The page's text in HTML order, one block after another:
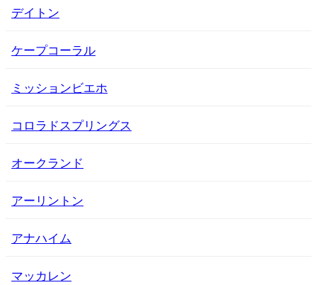
デイトン
ケープコーラル
ミッションビエホ
コロラドスプリングス
オークランド
アーリントン
アナハイム
マッカレン